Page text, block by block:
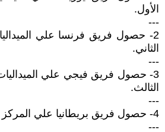
الأول.
---
2- حصول فريق فرنسا علي
الثاني.
---
3- حصول فريق فيجي علي الميداليات
الثالث.
---
4- حصول فريق بريطانيا علي المركز الرابع.
---